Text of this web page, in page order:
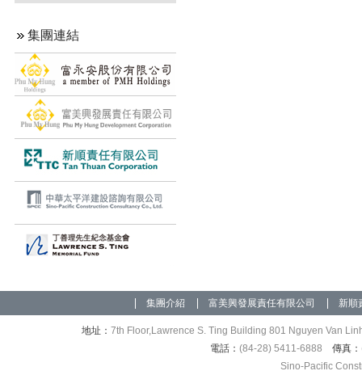
集團連結
集團介紹 富美興發展責任有限公司 新順
地址： 7th Floor,Lawrence S. Ting Building 801 Nguyen Van
電話： (84-28) 5411-6888 傳真：
Sino-Pacific